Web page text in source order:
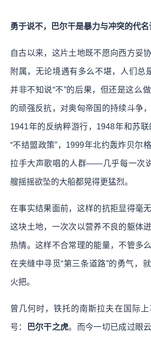
勇于说不，巴尔干是暴力与冲突的代名
自古以来，这片土地既不愿向西方妥
附属，无论境遇有多么不堪，人们总
并非不知说“不”的后果，但还是这么
的顽强反抗，对奥匈帝国的持续斗争
1941年的反纳粹游行，1948年和苏
“不结盟政策”，1999年北约轰炸贝尔
拉手大声歌唱的人群——几乎每一次
艘摇摇欲坠的大船都晃得更猛烈。
在事实结果面前，这样的抗拒显得毫
这块土地，一次次以营养不良的躯体
热情。这样不合常理的能量，不管多
在夹缝中寻觅“第三条道路”的勇气，
火把。
曾几何时，铁托的南斯拉夫在国际
号： 巴尔干之虎。而今一切已成过眼